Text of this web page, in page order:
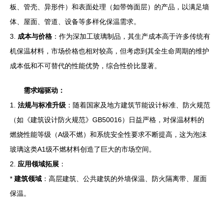
板、管壳、异形件）和表面处理（如带饰面层）的产品，以满足墙
体、屋面、管道、设备等多样化保温需求。
3. 成本与价格 ：作为深加工玻璃制品，其生产成本高于许多传统有
机保温材料，市场价格也相对较高，但考虑到其全生命周期的维护
成本低和不可替代的性能优势，综合性价比显著。
需求端驱动：
1. 法规与标准升级 ：随着国家及地方建筑节能设计标准、防火规范
（如《建筑设计防火规范》GB50016）日益严格，对保温材料的
燃烧性能等级（A级不燃）和系统安全性要求不断提高，这为泡沫
玻璃这类A1级不燃材料创造了巨大的市场空间。
2. 应用领域拓展 ：
* 建筑领域 ：高层建筑、公共建筑的外墙保温、防火隔离带、屋面
保温。